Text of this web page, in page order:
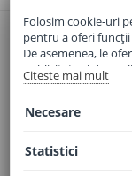
Email:
Telefon:0745-964-
Adresa:Sos.
Folosim cookie-uri
pentru a oferi
De asemenea, le
publicitate și de
folosiți site-ul
Citeste mai mult
Necesare
Statistici